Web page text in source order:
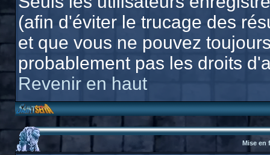
(afin d'éviter le trucage des
et que vous ne pouvez
probablement pas les droits
Revenir en haut
Mise en